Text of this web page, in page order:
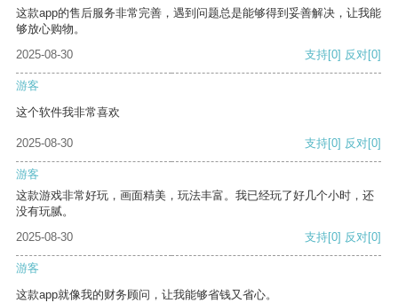
这款app的售后服务非常完善，遇到问题总是能够得到妥善解决，让我能
够放心购物。
2025-08-30
支持[0] 反对[0]
游客
这个软件我非常喜欢
2025-08-30 支持[0] 反对[0]
游客
这款游戏非常好玩，画面精美，玩法丰富。我已经玩了好几个小时，还
没有玩腻。
2025-08-30
支持[0] 反对[0]
游客
这款app就像我的财务顾问，让我能够省钱又省心。